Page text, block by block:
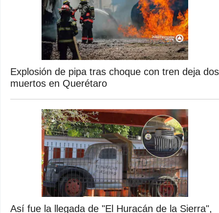
Explosión de pipa tras choque con tren deja dos
muertos en Querétaro
Así fue la llegada de "El Huracán de la Sierra",